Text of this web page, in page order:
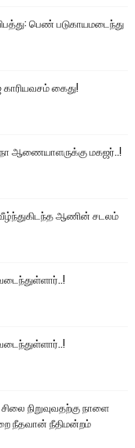
பெண் படுகாயமடைந்து
கைது!
ஆணையாளருக்கு மகஜர்..!
வீழ்ந்துகிடந்த ஆணின் சடலம்
நிறுவுவதற்கு நாளை
நீதவான் நீதிமன்றம்